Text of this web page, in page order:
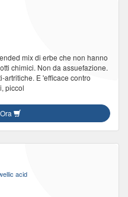
mix di erbe che non hanno
chimici. Non da assuefazione.
E 'efficace contro
piccol
acid